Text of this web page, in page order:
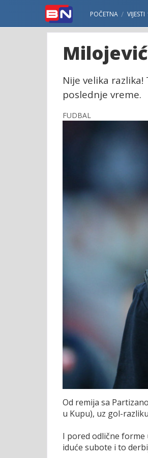
POČETNA VIJESTI
Nije velika
poslednje vreme.
FUDBAL
Od remija sa
u Kupu), uz gol-
I pored odlične forme
iduće subote i to